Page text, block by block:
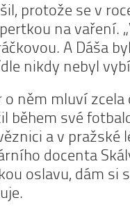
protože se v
na vaření.
A Dáša
nikdy nebyl
o něm mluví
během své
a v pražské
docenta
oslavu, dám si